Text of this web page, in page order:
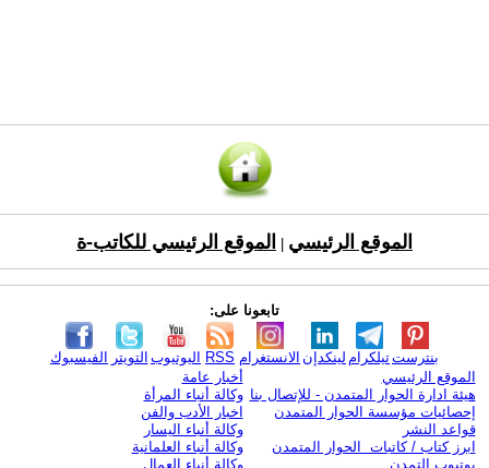
الموقع الرئيسي الموقع الرئيسي للكاتب-ة
تابعونا على:
الفيسبوك التويتر اليوتيوب RSS الانستغرام لينكدإن تيلكرامبنترست
الموقع الرئيسي
هيئة ادارة الحوار المتمدن - للإتصال بنا
إحصائيات مؤسسة الحوار المتمدن
قواعد النشر
ابرز كتاب / كاتبات الحوار المتمدن
يوتيوب التمدن
أخبار عامة
وكالة أنباء المرأة
اخبار الأدب والفن
وكالة أنباء اليسار
وكالة أنباء العلمانية
وكالة أنباء العمال